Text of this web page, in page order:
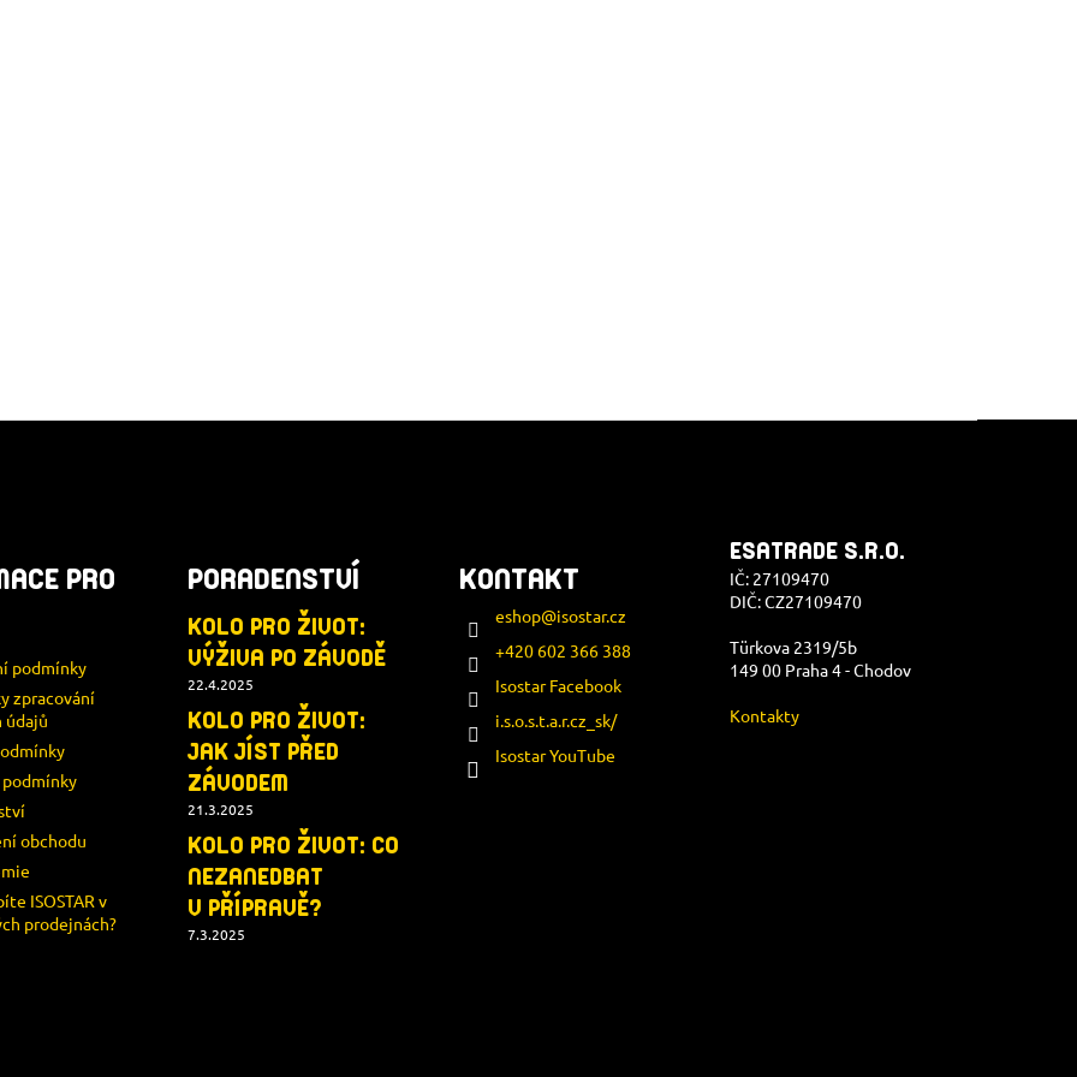
PRO
podmínky
zpracování
údajů
obchodu
ISOSTAR v
prodejnách?
PORADENSTVÍ
KOLO PRO ŽIVOT:
VÝŽIVA PO ZÁVODĚ
22.4.2025
KOLO PRO ŽIVOT:
JAK JÍST PŘED
ZÁVODEM
21.3.2025
KOLO PRO ŽIVOT: CO
NEZANEDBAT
V PŘÍPRAVĚ?
7.3.2025
KONTAKT
eshop@isostar.cz
+420 602 366 388
Isostar Facebook
i.s.o.s.t.a.r.cz_sk/
Isostar YouTube
ESATRADE S.R.O.
IČ: 27109470
DIČ: CZ27109470
Türkova 2319/5b
149 00 Praha 4 - Chodov
Kontakty